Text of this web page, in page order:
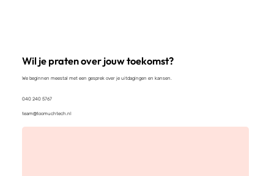
Wil je praten over jouw toekomst?
We beginnen meestal met een gesprek over je uitdagingen en kansen.
040 240 5767
team@toomuchtech.nl